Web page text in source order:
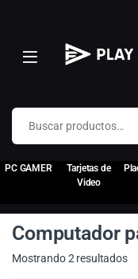
Buscar por:
PC GAMER
Tarjetas de
Video
Computador
Mostrando 2 resultados